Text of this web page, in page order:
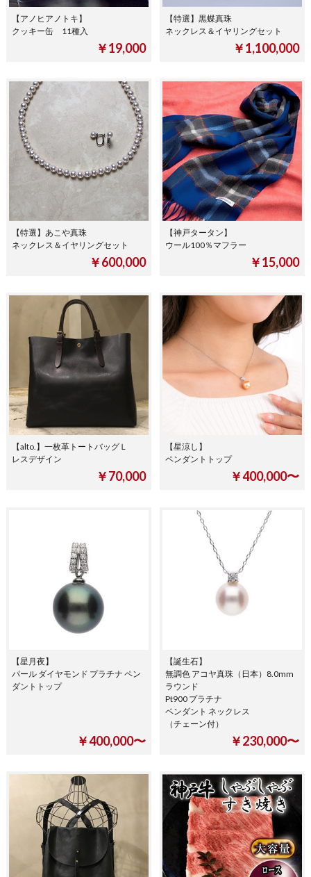
【アノヒアノトキ】
クッキー缶 11種入
￥19,000
【特選】黒蝶真珠
ネックレス＆イヤリングセット
￥1,100,000
【特選】あこや真珠
ネックレス＆イヤリングセット
￥600,000
【神戸タータン】
ウール100％マフラー
￥15,000
【alto.】一枚革トートバッグＬ
レスデザイン
￥70,000
【星涼し】
ペンダントトップ
￥400,000〜
【星月夜】
パール ダイヤモンド プラチナ ペン
ダントトップ
￥400,000〜
【誕生石】
無調色 アコヤ真珠（日本）8.0mm
ラウンド
Pt900 プラチナ
ペンダント ネックレス
（チェーン付）
￥230,000〜